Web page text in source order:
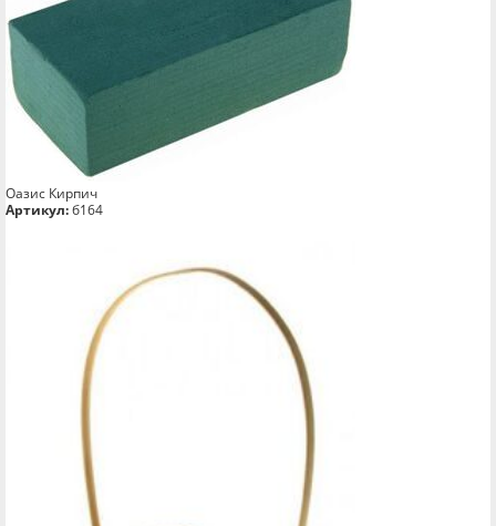
Оазис Кирпич
Артикул:б164